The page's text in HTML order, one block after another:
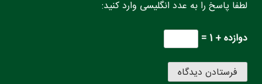
لطفا پاسخ را به عدد انگلیسی وارد کنید:
دوازده + 1 =